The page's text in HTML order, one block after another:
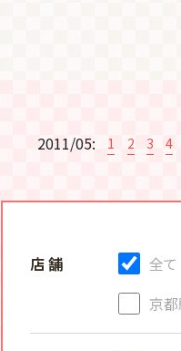
2011/05: 1 2 3 4
店 舗 全て
京